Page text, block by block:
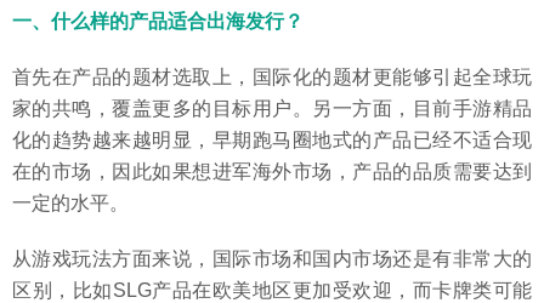
一、什么样的产品适合出海发行？
首先在产品的题材选取上，国际化的题材更能够引起全球玩
家的共鸣，覆盖更多的目标用户。另一方面，目前手游精品
化的趋势越来越明显，早期跑马圈地式的产品已经不适合现
在的市场，因此如果想进军海外市场，产品的品质需要达到
一定的水平。
从游戏玩法方面来说，国际市场和国内市场还是有非常大的
区别，比如SLG产品在欧美地区更加受欢迎，而卡牌类可能